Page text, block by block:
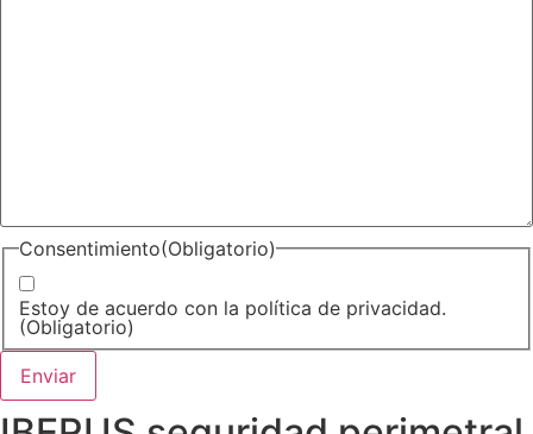
Consentimiento(Obligatorio)
Estoy de acuerdo con la política de privacidad.
(Obligatorio)